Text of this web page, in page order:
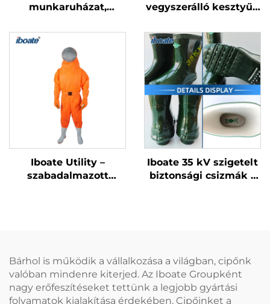
munkaruházat,
munkaruhák gyári
szerelőknek
vegyszerálló kesztyűk
tanúsítvánnyal
rendelkező ipari
védőkesztyűk
Iboate Utility –
szabadalmazott
Iboate 35 kV szigetelt
biztonsági csizmák –
Bárhol is működik a vállalkozása a világban, cipőnk
valóban mindenre kiterjed. Az Iboate Groupként
nagy erőfeszítéseket tettünk a legjobb gyártási
folyamatok kialakítása érdekében. Cipőinket a